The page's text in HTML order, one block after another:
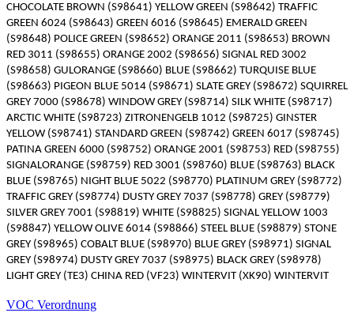
CHOCOLATE BROWN (S98641) YELLOW GREEN (S98642) TRAFFIC
GREEN 6024 (S98643) GREEN 6016 (S98645) EMERALD GREEN
(S98648) POLICE GREEN (S98652) ORANGE 2011 (S98653) BROWN
RED 3011 (S98655) ORANGE 2002 (S98656) SIGNAL RED 3002
(S98658) GULORANGE (S98660) BLUE (S98662) TURQUISE BLUE
(S98663) PIGEON BLUE 5014 (S98671) SLATE GREY (S98672) SQUIRREL
GREY 7000 (S98678) WINDOW GREY (S98714) SILK WHITE (S98717)
ARCTIC WHITE (S98723) ZITRONENGELB 1012 (S98725) GINSTER
YELLOW (S98741) STANDARD GREEN (S98742) GREEN 6017 (S98745)
PATINA GREEN 6000 (S98752) ORANGE 2001 (S98753) RED (S98755)
SIGNALORANGE (S98759) RED 3001 (S98760) BLUE (S98763) BLACK
BLUE (S98765) NIGHT BLUE 5022 (S98770) PLATINUM GREY (S98772)
TRAFFIC GREY (S98774) DUSTY GREY 7037 (S98778) GREY (S98779)
SILVER GREY 7001 (S98819) WHITE (S98825) SIGNAL YELLOW 1003
(S98847) YELLOW OLIVE 6014 (S98866) STEEL BLUE (S98879) STONE
GREY (S98965) COBALT BLUE (S98970) BLUE GREY (S98971) SIGNAL
GREY (S98974) DUSTY GREY 7037 (S98975) BLACK GREY (S98978)
LIGHT GREY (TE3) CHINA RED (VF23) WINTERVIT (XK90) WINTERVIT
VOC Verordnung